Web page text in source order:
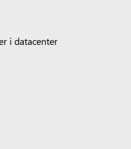
i datacenter